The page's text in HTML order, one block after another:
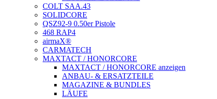
COLT SAA.43
SOLIDCORE
QSZ92-9 0.50er Pistole
468 RAP4
airmaX®
CARMATECH
MAXTACT / HONORCORE
MAXTACT / HONORCORE anzeigen
ANBAU- & ERSATZTEILE
MAGAZINE & BUNDLES
LÄUFE